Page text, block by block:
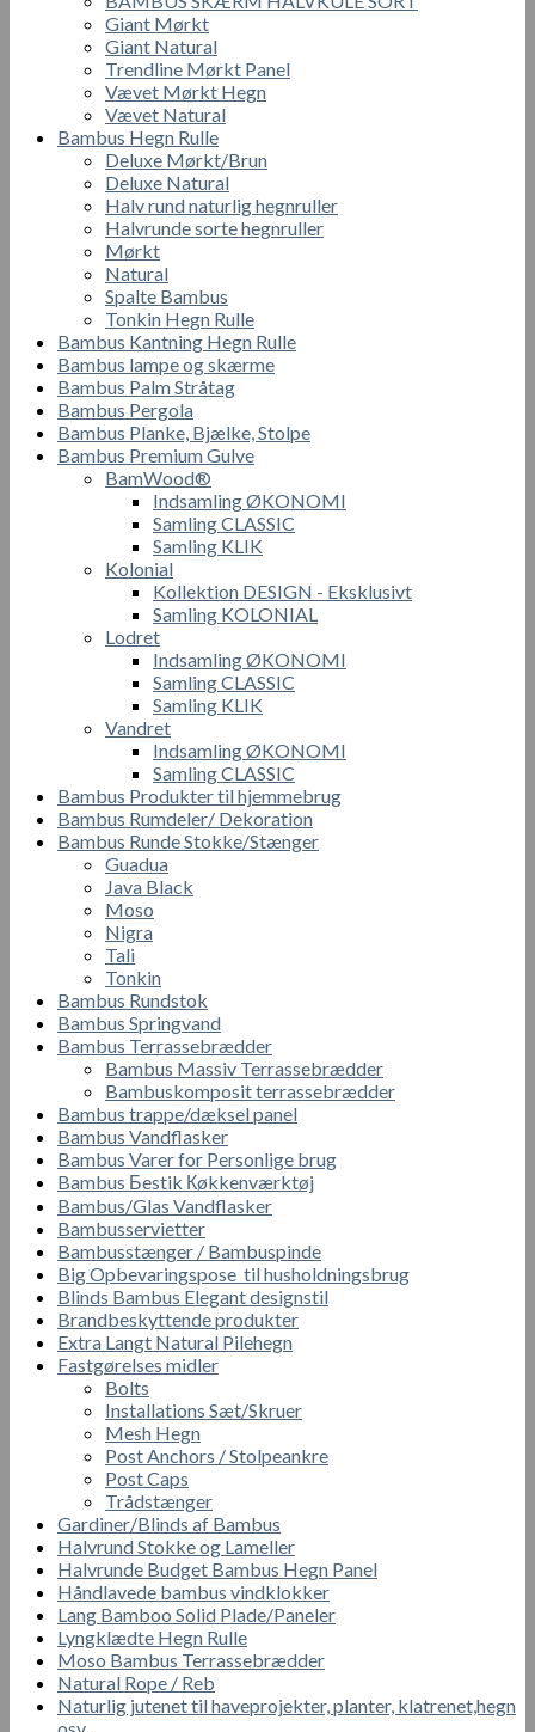
Giant Mørkt
Giant Natural
Trendline Mørkt Panel
Vævet Mørkt Hegn
Vævet Natural
Bambus Hegn Rulle
Deluxe Mørkt/Brun
Deluxe Natural
Halv rund naturlig hegnruller
Halvrunde sorte hegnruller
Mørkt
Natural
Spalte Bambus
Tonkin Hegn Rulle
Bambus Kantning Hegn Rulle
Bambus lampe og skærme
Bambus Palm Stråtag
Bambus Pergola
Bambus Planke, Bjælke, Stolpe
Bambus Premium Gulve
BamWood®
Indsamling ØKONOMI
Samling CLASSIC
Samling KLIK
Kolonial
Kollektion DESIGN - Eksklusivt
Samling KOLONIAL
Lodret
Indsamling ØKONOMI
Samling CLASSIC
Samling KLIK
Vandret
Indsamling ØKONOMI
Samling CLASSIC
Bambus Produkter til hjemmebrug
Bambus Rumdeler/ Dekoration
Bambus Runde Stokke/Stænger
Guadua
Java Black
Moso
Nigra
Tali
Tonkin
Bambus Rundstok
Bambus Springvand
Bambus Terrassebrædder
Bambus Massiv Terrassebrædder
Bambuskomposit terrassebrædder
Bambus trappe/dæksel panel
Bambus Vandflasker
Bambus Varer for Personlige brug
Bambus Бestik Кøkkenværktøj
Bambus/Glas Vandflasker
Bambusservietter
Bambusstænger / Bambuspinde
Big Opbevaringspose til husholdningsbrug
Blinds Bambus Elegant designstil
Brandbeskyttende produkter
Extra Langt Natural Pilehegn
Fastgørelses midler
Bolts
Installations Sæt/Skruer
Mesh Hegn
Post Anchors / Stolpeankre
Post Caps
Trådstænger
Gardiner/Blinds af Bambus
Halvrund Stokke og Lameller
Halvrunde Budget Bambus Hegn Panel
Håndlavede bambus vindklokker
Lang Bamboo Solid Plade/Paneler
Lyngklædte Hegn Rulle
Moso Bambus Terrassebrædder
Natural Rope / Reb
Naturlig jutenet til haveprojekter, planter, klatrenet,hegn